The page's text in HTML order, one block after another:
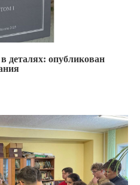
деталях: опубликован